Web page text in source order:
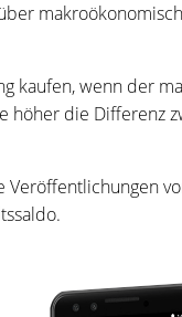
kaufen, wenn der
die Differenz